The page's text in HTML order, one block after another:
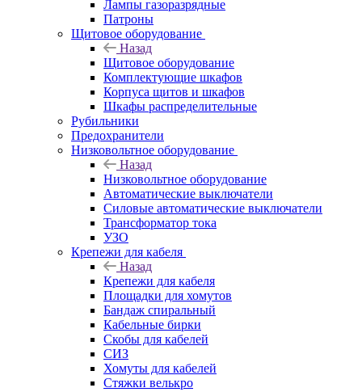
Лампы газоразрядные
Патроны
Щитовое оборудование
Назад
Щитовое оборудование
Комплектующие шкафов
Корпуса щитов и шкафов
Шкафы распределительные
Рубильники
Предохранители
Низковольтное оборудование
Назад
Низковольтное оборудование
Автоматические выключатели
Силовые автоматические выключатели
Трансформатор тока
УЗО
Крепежи для кабеля
Назад
Крепежи для кабеля
Площадки для хомутов
Бандаж спиральный
Кабельные бирки
Cкобы для кабелей
СИЗ
Хомуты для кабелей
Стяжки велькро